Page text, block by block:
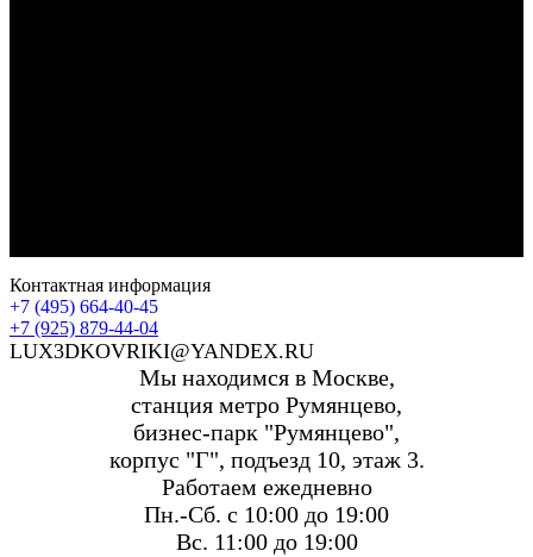
Контактная информация
+7 (495) 664-40-45
+7 (925) 879-44-04
LUX3DKOVRIKI@YANDEX.RU
Мы находимся в Москве,
станция метро Румянцево,
бизнес-парк "Румянцево",
корпус "Г", подъезд 10, этаж 3.
Работаем ежедневно
Пн.-Сб. с 10:00 до 19:00
Вс. 11:00 до 19:00